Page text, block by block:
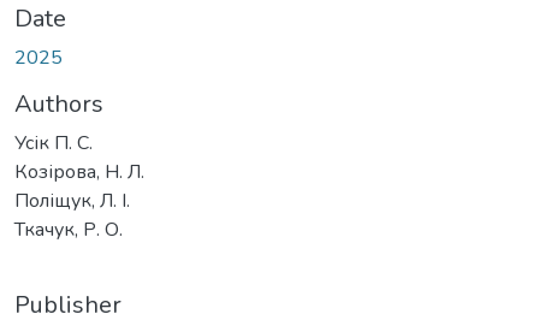
Date
2025
Authors
Усік П. С.
Козірова, Н. Л.
Поліщук, Л. І.
Ткачук, Р. О.
Publisher